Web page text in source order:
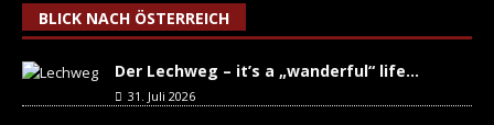
BLICK NACH ÖSTERREICH
Der Lechweg – it’s a „wanderful“ life…
31. Juli 2026